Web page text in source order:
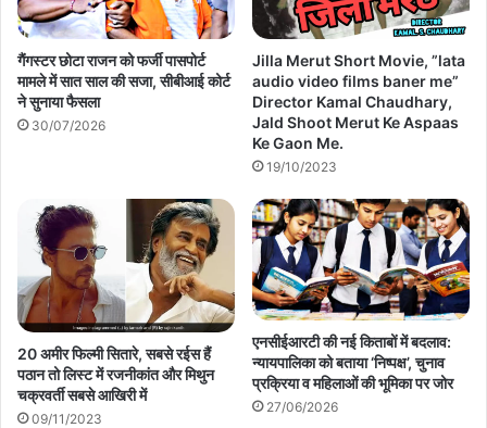
गैंगस्टर छोटा राजन को फर्जी पासपोर्ट
मामले में सात साल की सजा, सीबीआई कोर्ट
ने सुनाया फैसला
30/07/2026
Jilla Merut Short Movie, ”lata
audio video films baner me”
Director Kamal Chaudhary,
Jald Shoot Merut Ke Aspaas
Ke Gaon Me.
19/10/2023
20 अमीर फिल्मी सितारे, सबसे रईस हैं
पठान तो लिस्ट में रजनीकांत और मिथुन
चक्रवर्ती सबसे आखिरी में
09/11/2023
एनसीईआरटी की नई किताबों में बदलाव:
न्यायपालिका को बताया ‘निष्पक्ष’, चुनाव
प्रक्रिया व महिलाओं की भूमिका पर जोर
27/06/2026